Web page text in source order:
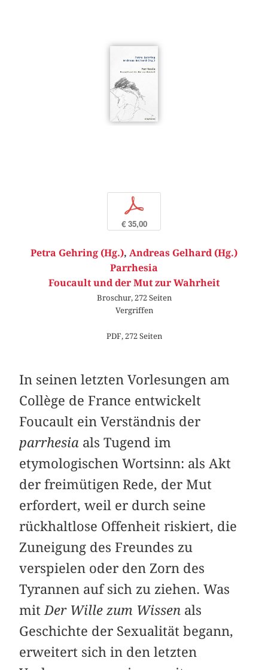
p
€ 35,00
Petra Gehring (Hg.), Andreas Gelhard (Hg.)
Parrhesia
Foucault und der Mut zur Wahrheit
Broschur, 272 Seiten
Vergriffen
PDF, 272 Seiten
In seinen letzten Vorlesungen am
Collège de France entwickelt
Foucault ein Verständnis der
parrhesia als Tugend im
etymologischen Wortsinn: als Akt
der freimütigen Rede, der Mut
erfordert, weil er durch seine
rückhaltlose Offenheit riskiert, die
Zuneigung des Freundes zu
verspielen oder den Zorn des
Tyrannen auf sich zu ziehen. Was
mit Der Wille zum Wissen als
Geschichte der Sexualität begann,
erweitert sich in den letzten